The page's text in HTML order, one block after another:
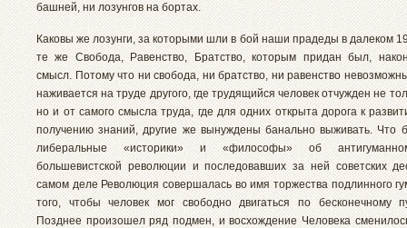
башней, ни лозунгов на бортах.
Каковы же лозунги, за которыми шли в бой наши прадеды в далеком
те же Свобода, Равенство, Братство, которым придан был,
смысл. Потому что ни свобода, ни братство, ни равенство
наживается на труде другого, где трудящийся человек отчужден не
но и от самого смысла труда, где для одних открыта дорога к
получению знаний, другие же вынуждены банально выживать. Что
либеральные «историки» и «философы» об
большевистской революции и последовавших за ней советских
самом деле Революция совершалась во имя торжества подлинного
того, чтобы человек мог свободно двигаться по бесконечному
Позднее произошел ряд подмен, и восхождение Человека